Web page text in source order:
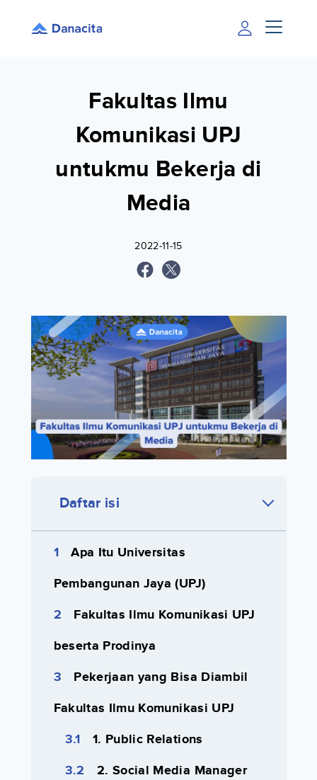
Fakultas Ilmu
Komunikasi UPJ
untukmu Bekerja di
Media
2022-11-15
Daftar isi
Apa Itu Universitas
Pembangunan Jaya (UPJ)
Fakultas Ilmu Komunikasi UPJ
beserta Prodinya
Pekerjaan yang Bisa Diambil
Fakultas Ilmu Komunikasi UPJ
1. Public Relations
2. Social Media Manager